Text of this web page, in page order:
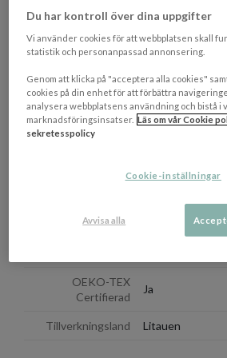
Pläden är Oeko-Tex-certifierad, vilket
testad och fri från skadliga ämnen.
OM VARUMÄRKET
EGENSKAPER
Materialbeskrivning
OEKO-TEX
Certifierad
Ja
Tillverkningsland Litauen
Du har kontroll över dina uppgifter
Vi använder cookies för att webbplatsen skall
statistik och personanpassad annonsering.
Genom att klicka på "acceptera alla cookies"
cookies på din enhet för att förbättra
analysera webbplatsens användning och bistå i
marknadsföringsinsatser. Läs om vår Cookie
sekretesspolicy
Cookie-inställningar
Avvisa alla